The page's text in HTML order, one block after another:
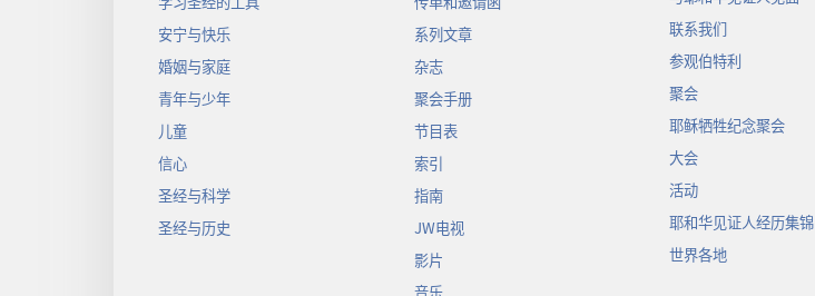
安宁与快乐
婚姻与家庭
青年与少年
儿童
信心
圣经与科学
圣经与历史
系列文章
杂志
聚会手册
节目表
索引
指南
JW电视
影片
联系我们
参观伯特利
聚会
耶稣牺牲纪念聚会
大会
活动
耶和华见证人经历集锦
世界各地